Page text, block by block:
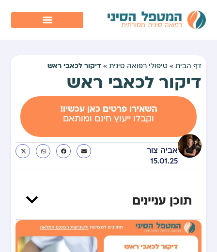
דף הבית »טיפולי רפואה סינית »דיקור לכאבי ראש
דיקור לכאבי ראש
השאירו פרטים כאן עכשיו!
וקבלו ייעוץ חינם ומותאם
אביה צור
15.01.25
תוכן עניינים